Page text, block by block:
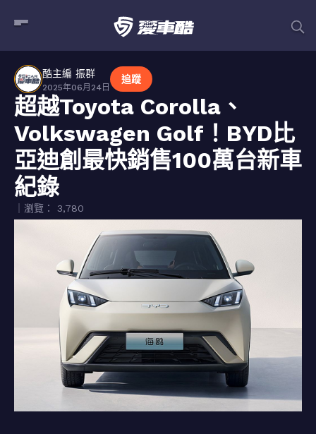
酷主編 振群
2025年06月24日
追蹤
超越Toyota Corolla、
Volkswagen Golf！BYD比
亞迪創最快銷售100萬台新車
紀錄
｜瀏覽： 3,780